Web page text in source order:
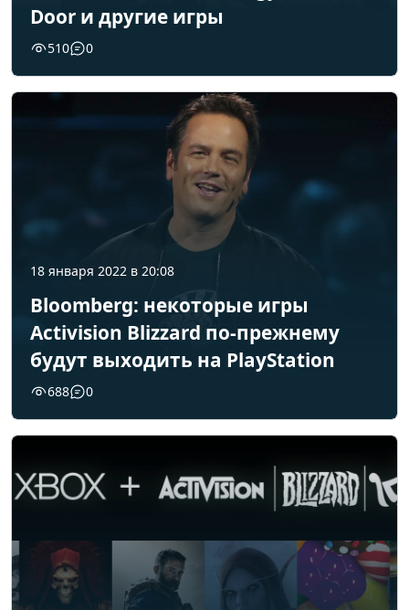
Door и другие игры
510 0
18 января 2022 в 20:08
Bloomberg: некоторые игры
Activision Blizzard по-прежнему
будут выходить на PlayStation
688 0